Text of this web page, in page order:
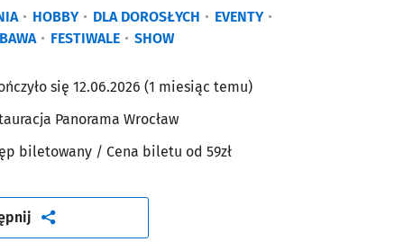
HOBBY DLA DOROSŁYCH
EVENTY
FESTIWALE SHOW
się 12.06.2026 (1 miesiąc temu)
Panorama Wrocław
biletowany / Cena biletu od 59zł
artykuł